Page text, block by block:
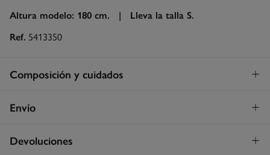
Altura modelo: 180 cm. | Lleva la talla S.
Ref. 5413350
Composición y cuidados
Composición
Cuidados
Envío
Envío a tienda
¡GRATIS!
Devoluciones